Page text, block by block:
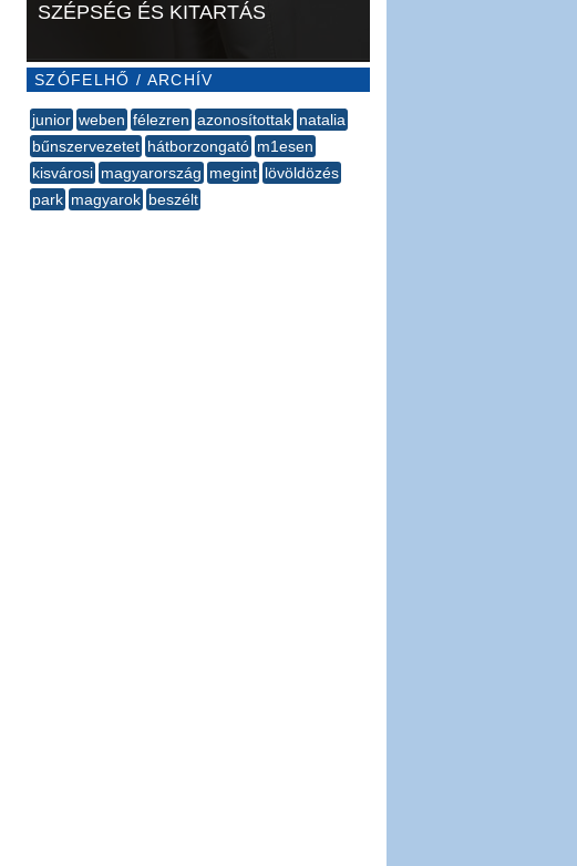
SZÉPSÉG ÉS KITARTÁS
SZÓFELHŐ / ARCHÍV
junior weben félezren azonosítottak natalia
bűnszervezetet hátborzongató m1esen
kisvárosi magyarország megint lövöldözés
park magyarok beszélt